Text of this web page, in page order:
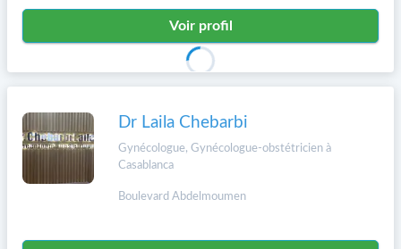
Voir profil
Dr Laila Chebarbi
Gynécologue, Gynécologue-obstétricien à
Casablanca
Boulevard Abdelmoumen